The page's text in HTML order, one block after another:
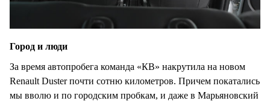
Город и люди
За время автопробега команда «КВ» накрутила на новом
Renault Duster почти сотню километров. Причем покатались
мы вволю и по городским пробкам, и даже в Марьяновский